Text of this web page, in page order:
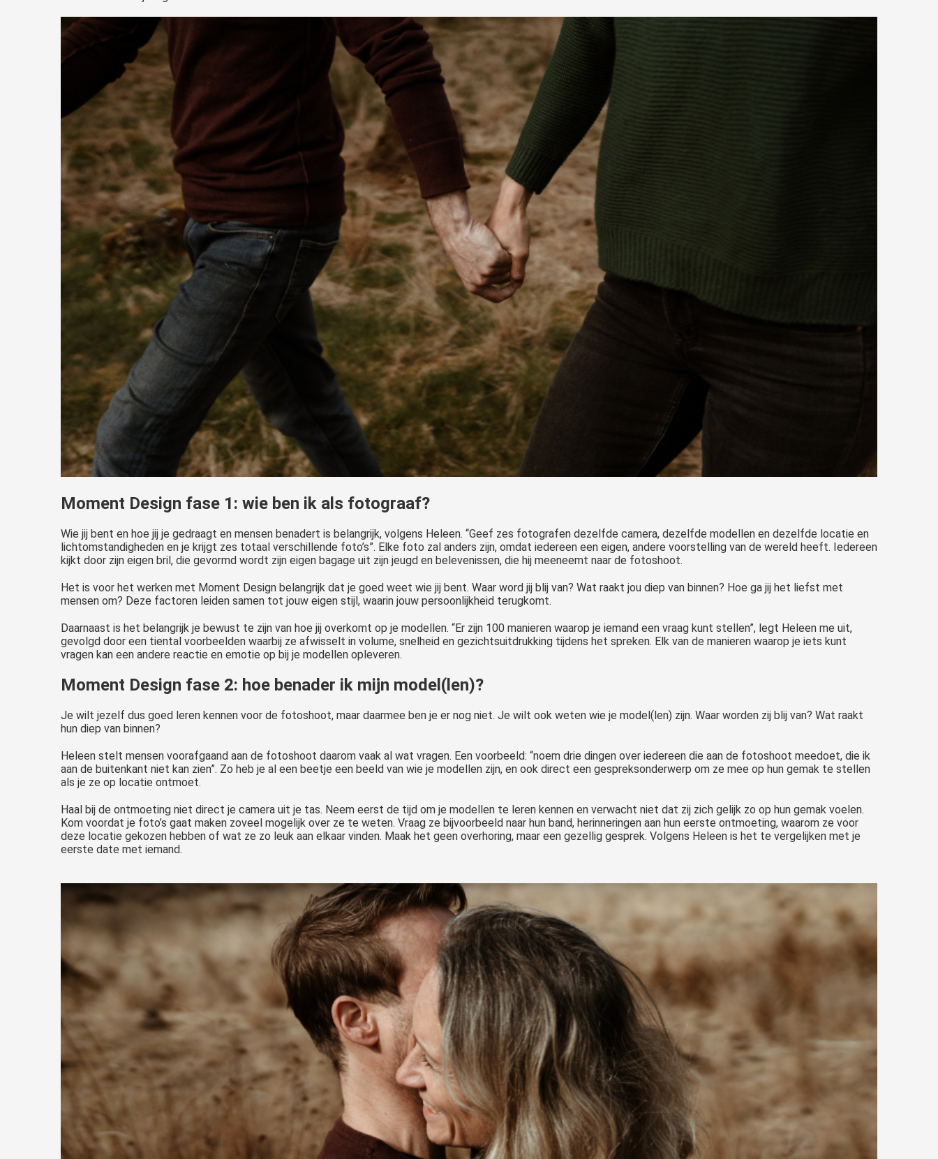
Moment Design fase 1: wie ben ik als fotograaf?
Wie jij bent en hoe jij je gedraagt en mensen benadert is belangrijk, volgens Heleen. “Geef zes fotografen dezelfde camera, dezelfde modellen en dezelfde locatie en
lichtomstandigheden en je krijgt zes totaal verschillende foto’s”. Elke foto zal anders zijn, omdat iedereen een eigen, andere voorstelling van de wereld heeft. Iedereen
kijkt door zijn eigen bril, die gevormd wordt zijn eigen bagage uit zijn jeugd en belevenissen, die hij meeneemt naar de fotoshoot.
Het is voor het werken met Moment Design belangrijk dat je goed weet wie jij bent. Waar word jij blij van? Wat raakt jou diep van binnen? Hoe ga jij het liefst met
mensen om? Deze factoren leiden samen tot jouw eigen stijl, waarin jouw persoonlijkheid terugkomt.
Daarnaast is het belangrijk je bewust te zijn van hoe jij overkomt op je modellen. “Er zijn 100 manieren waarop je iemand een vraag kunt stellen”, legt Heleen me uit,
gevolgd door een tiental voorbeelden waarbij ze afwisselt in volume, snelheid en gezichtsuitdrukking tijdens het spreken. Elk van de manieren waarop je iets kunt
vragen kan een andere reactie en emotie op bij je modellen opleveren.
Moment Design fase 2: hoe benader ik mijn model(len)?
Je wilt jezelf dus goed leren kennen voor de fotoshoot, maar daarmee ben je er nog niet. Je wilt ook weten wie je model(len) zijn. Waar worden zij blij van? Wat raakt
hun diep van binnen?
Heleen stelt mensen voorafgaand aan de fotoshoot daarom vaak al wat vragen. Een voorbeeld: “noem drie dingen over iedereen die aan de fotoshoot meedoet, die ik
aan de buitenkant niet kan zien”. Zo heb je al een beetje een beeld van wie je modellen zijn, en ook direct een gespreksonderwerp om ze mee op hun gemak te stellen
als je ze op locatie ontmoet.
Haal bij de ontmoeting niet direct je camera uit je tas. Neem eerst de tijd om je modellen te leren kennen en verwacht niet dat zij zich gelijk zo op hun gemak voelen.
Kom voordat je foto’s gaat maken zoveel mogelijk over ze te weten. Vraag ze bijvoorbeeld naar hun band, herinneringen aan hun eerste ontmoeting, waarom ze voor
deze locatie gekozen hebben of wat ze zo leuk aan elkaar vinden. Maak het geen overhoring, maar een gezellig gesprek. Volgens Heleen is het te vergelijken met je
eerste date met iemand.